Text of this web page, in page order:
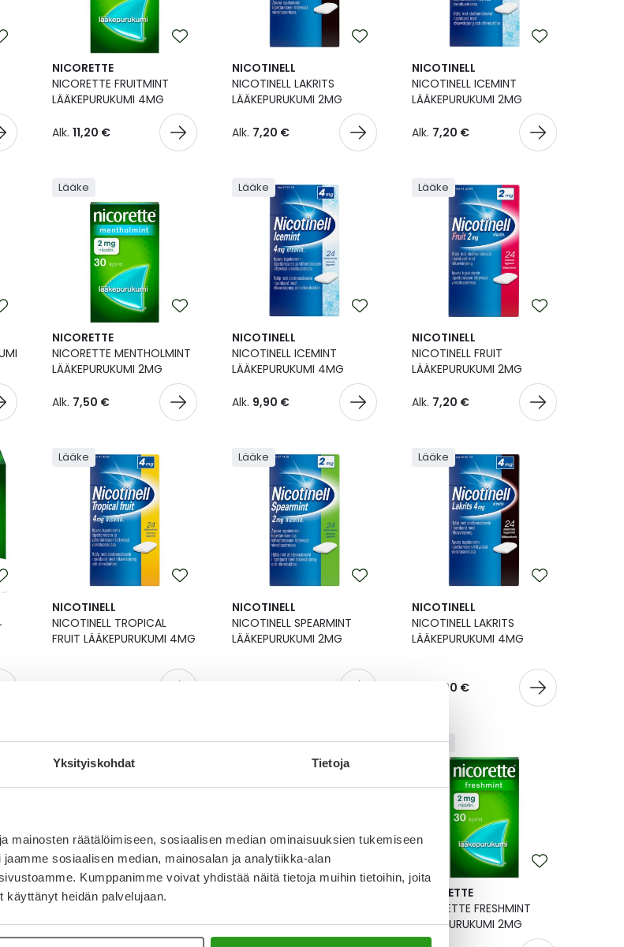
Yksityiskohdat Tietoja
mainosten räätälöimiseen, sosiaalisen median ominaisuuksien tukemiseen
sosiaalisen median, mainosalan ja analytiikka-alan
Kumppanimme voivat yhdistää näitä tietoja muihin tietoihin, joita
käyttänyt heidän palvelujaan.
NICORETTE
NICORETTE FRUITMINT
LÄÄKEPURUKUMI 4MG
Alk. 11,20 €
NICOTINELL
NICOTINELL LAKRITS
LÄÄKEPURUKUMI 2MG
Alk. 7,20 €
NICOTINELL
NICOTINELL ICEMINT
LÄÄKEPURUKUMI 2MG
Alk. 7,20 €
Lääke
NICORETTE
NICORETTE MENTHOLMINT
LÄÄKEPURUKUMI 2MG
Alk. 7,50 €
Lääke
NICOTINELL
NICOTINELL ICEMINT
LÄÄKEPURUKUMI 4MG
Alk. 9,90 €
Lääke
NICOTINELL
NICOTINELL FRUIT
LÄÄKEPURUKUMI 2MG
Alk. 7,20 €
Lääke
NICOTINELL
NICOTINELL TROPICAL
FRUIT LÄÄKEPURUKUMI 4MG
Lääke
NICOTINELL
NICOTINELL SPEARMINT
LÄÄKEPURUKUMI 2MG
Lääke
NICOTINELL
NICOTINELL LAKRITS
LÄÄKEPURUKUMI 4MG
9,90 €
Lääke
NICORETTE
2MG
Lääke
FRUIT LÄÄKEPURUKUMI 2MG
Lääke
NICORETTE
NICORETTE FRESHMINT
LÄÄKEPURUKUMI 2MG